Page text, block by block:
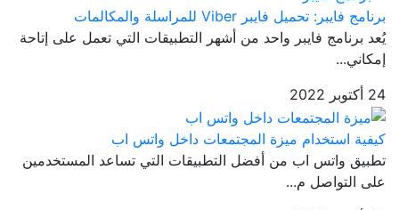
برنامج فايبر: تحميل فايبر Viber للمراسلة والمكالمات
يُعد برنامج فايبر واحد من أشهر التطبيقات التي تعمل على إتاحة
إمكاني...
24 أكتوبر 2022
كيفية استخدام ميزة المجتمعات داخل واتس اب
تطبيق واتس اب من أفضل التطبيقات التي تساعد المستخدمين
على التواصل م...